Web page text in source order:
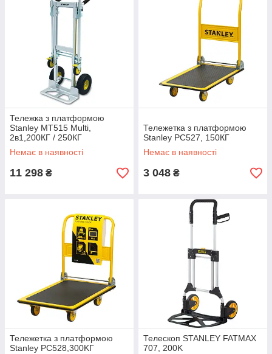
Тележка з платформою
Stanley MT515 Multi,
2в1,200КГ / 250КГ
Немає в наявності
11 298 ₴
Тележетка з платформою
Stanley PC527, 150КГ
Немає в наявності
3 048 ₴
Тележетка з платформою
Stanley PC528,300KГ
Телескоп STANLEY FATMAX
707, 200K